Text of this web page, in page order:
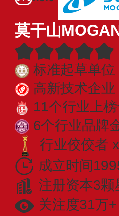
莫干山
标准起草单位
高新技术企业
11个行业上
6个行业品牌
行业佼佼者
成立时间
注册资本3颗
关注度31万+